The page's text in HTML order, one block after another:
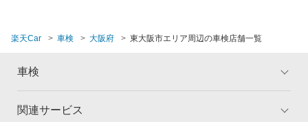
南河内郡
箕面市
楽天Car 車検 大阪府 東大阪市エリア周辺の車検店舗一覧
車検
トップ
関連サービス